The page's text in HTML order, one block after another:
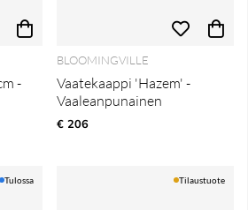
-
BLOOMINGVILLE
Vaatekaappi 'Hazem' -
Vaaleanpunainen
€ 206
Tulossa Tilaustuote